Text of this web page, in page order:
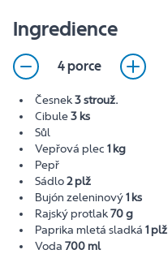
Ingredience
4 porce
Česnek3 strouž.
Cibule3 ks
Sůl
Vepřová plec 1 kg
Pepř
Sádlo2 plž
Bujón zeleninový1 ks
Rajský protlak70 g
Paprika mletá sladká 1 plž
Voda 700 ml